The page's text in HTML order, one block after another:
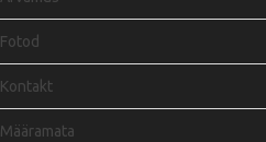
Fotod
Kontakt
Määramata